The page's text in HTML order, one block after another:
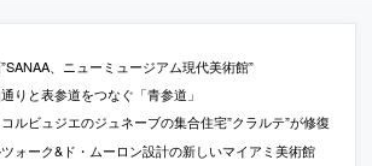
、ニューミュージアム現代美術館”
りと表参道をつなぐ「青参道」
ルビュジエのジュネーブの集合住宅”クラルテ”が修復
ォーク&ド・ムーロン設計の新しいマイアミ美術館